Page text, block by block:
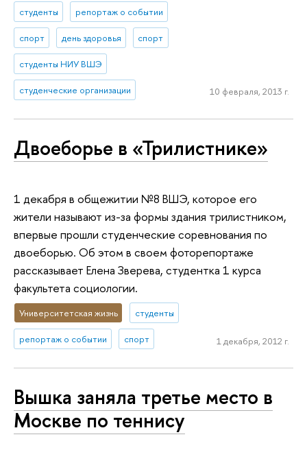
студенты репортаж о событии
спорт день здоровья спорт
студенты НИУ ВШЭ
студенческие организации 10 февраля, 2013 г.
Двоеборье в «Трилистнике»
1 декабря в общежитии №8 ВШЭ, которое его
жители называют из-за формы здания трилистником,
впервые прошли студенческие соревнования по
двоеборью. Об этом в своем фоторепортаже
рассказывает Елена Зверева, студентка 1 курса
факультета социологии.
Университетская жизнь студенты
репортаж о событии спорт 1 декабря, 2012 г.
Вышка заняла третье место в
Москве по теннису